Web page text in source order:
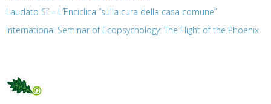
Laudato Si’ – L’Enciclica “sulla cura della casa comune”
International Seminar of Ecopsychology: The Flight of the Phoenix